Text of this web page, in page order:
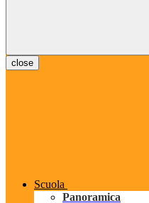
close
Scuola
Panoramica